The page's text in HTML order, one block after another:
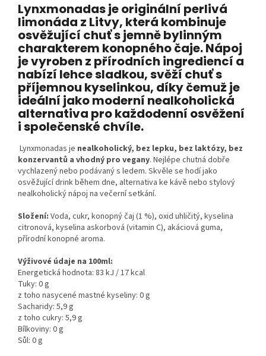
Lynxmonadas je originální perlivá
limonáda z Litvy, která kombinuje
osvěžující chuť s jemně bylinným
charakterem konopného čaje. Nápoj
je vyroben z přírodních ingrediencí a
nabízí lehce sladkou, svěží chuť s
příjemnou kyselinkou, díky čemuž je
ideální jako moderní nealkoholická
alternativa pro každodenní osvěžení
i společenské chvíle.
Lynxmonadas je nealkoholický, bez lepku, bez laktózy, bez
konzervantů a vhodný pro vegany. Nejlépe chutná dobře
vychlazený nebo podávaný s ledem. Skvěle se hodí jako
osvěžující drink během dne, alternativa ke kávě nebo stylový
nealkoholický nápoj na večerní setkání.
Složení: Voda, cukr, konopný čaj (1 %), oxid uhličitý, kyselina
citronová, kyselina askorbová (vitamin C), akáciová guma,
přírodní konopné aroma.
Výživové údaje na 100ml:
Energetická hodnota: 83 kJ / 17 kcal
Tuky: 0 g
z toho nasycené mastné kyseliny: 0 g
Sacharidy: 5,9 g
z toho cukry: 5,9 g
Bílkoviny: 0 g
Sůl: 0 g